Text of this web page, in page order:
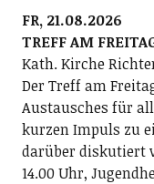
FR, 21.08.2026
TREFF AM
Kath. Kirche
Der Treff am
Austausches für
kurzen Impuls zu
darüber diskutiert
14.00 Uhr,